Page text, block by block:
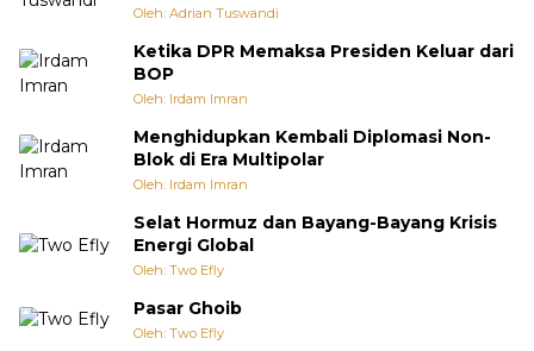
Oleh: Adrian Tuswandi
Ketika DPR Memaksa Presiden Keluar dari
BOP
Oleh: Irdam Imran
Menghidupkan Kembali Diplomasi Non-
Blok di Era Multipolar
Oleh: Irdam Imran
Selat Hormuz dan Bayang-Bayang Krisis
Energi Global
Oleh: Two Efly
Pasar Ghoib
Oleh: Two Efly